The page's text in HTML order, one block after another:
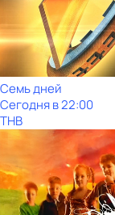
Семь дней
Сегодня в 22:00
ТНВ